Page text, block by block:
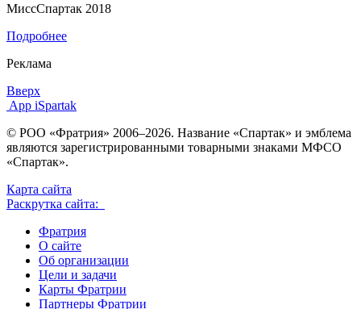
МиссСпартак 2018
Подробнее
Реклама
Вверх
App iSpartak
© РОО «Фратрия» 2006–2026. Название «Спартак» и эмблема
являются зарегистрированными товарными знаками МФСО
«Спартак».
Карта сайта
Раскрутка сайта:
Фратрия
О сайте
Об организации
Цели и задачи
Карты Фратрии
Партнеры Фратрии